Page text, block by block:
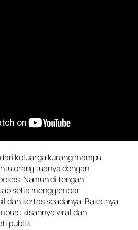
keluarga kurang mampu,
orang tuanya dengan
Namun di tengah
setia menggambar
dan kertas seadanya. Bakatnya
kisahnya viral dan
publik.